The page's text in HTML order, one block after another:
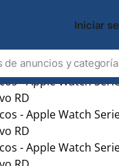
Iniciar